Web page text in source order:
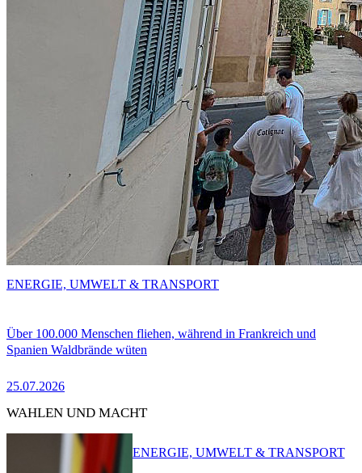
Über 100.000 Menschen fliehen, während in Frankreich und
Spanien Waldbrände wüten
25.07.2026
ENERGIE, UMWELT & TRANSPORT
WAHLEN UND MACHT
ENERGIE, UMWELT & TRANSPORT